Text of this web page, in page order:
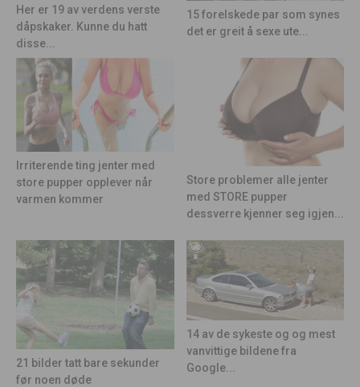
Her er 19 av verdens verste
dåpskaker. Kunne du hatt
disse...
15 forelskede par som synes
det er greit å sexe ute...
Irriterende ting jenter med
store pupper opplever når
varmen kommer
Store problemer alle jenter
med STORE pupper
dessverre kjenner seg igjen...
21 bilder tatt bare sekunder
før noen døde
14 av de sykeste og og mest
vanvittige bildene fra
Google...